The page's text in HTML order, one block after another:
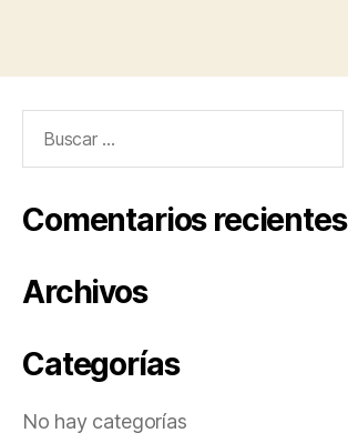
Comentarios recientes
Archivos
Categorías
No hay categorías